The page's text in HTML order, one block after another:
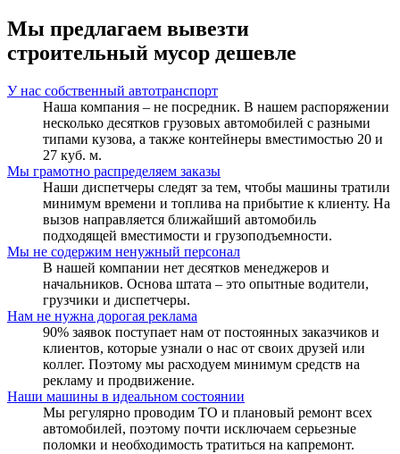
Мы предлагаем вывезти
строительный мусор дешевле
У нас собственный автотранспорт
Наша компания – не посредник. В нашем распоряжении
несколько десятков грузовых автомобилей с разными
типами кузова, а также контейнеры вместимостью 20 и
27 куб. м.
Мы грамотно распределяем заказы
Наши диспетчеры следят за тем, чтобы машины тратили
минимум времени и топлива на прибытие к клиенту. На
вызов направляется ближайший автомобиль
подходящей вместимости и грузоподъемности.
Мы не содержим ненужный персонал
В нашей компании нет десятков менеджеров и
начальников. Основа штата – это опытные водители,
грузчики и диспетчеры.
Нам не нужна дорогая реклама
90% заявок поступает нам от постоянных заказчиков и
клиентов, которые узнали о нас от своих друзей или
коллег. Поэтому мы расходуем минимум средств на
рекламу и продвижение.
Наши машины в идеальном состоянии
Мы регулярно проводим ТО и плановый ремонт всех
автомобилей, поэтому почти исключаем серьезные
поломки и необходимость тратиться на капремонт.